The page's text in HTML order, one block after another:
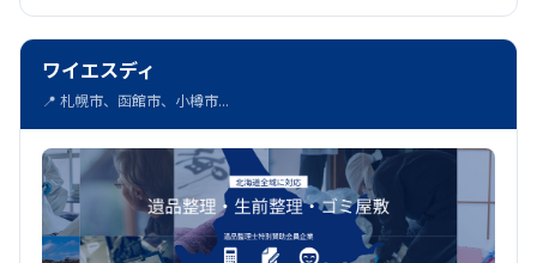
ワイエスディ
📍 札幌市、函館市、小樽市...